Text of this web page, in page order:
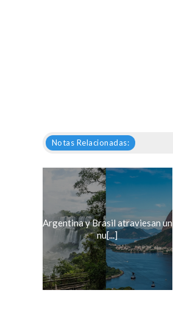
Notas Relacionadas:
Argentina y Brasil atraviesan un
nu[...]